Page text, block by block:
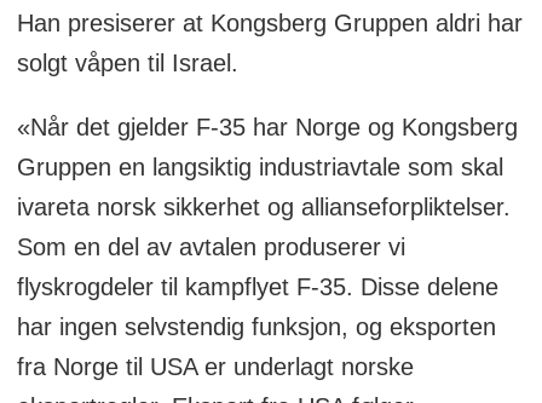
Han presiserer at Kongsberg Gruppen aldri har
solgt våpen til Israel.
«Når det gjelder F-35 har Norge og Kongsberg
Gruppen en langsiktig industriavtale som skal
ivareta norsk sikkerhet og allianseforpliktelser.
Som en del av avtalen produserer vi
flyskrogdeler til kampflyet F-35. Disse delene
har ingen selvstendig funksjon, og eksporten
fra Norge til USA er underlagt norske